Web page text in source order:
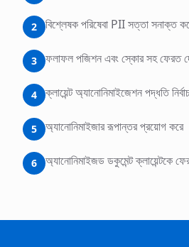
2 বিশ্লেষক পরিষেবা PII সত্তা সনাক্ত
3 ফলাফল পজিশন এবং স্কোর সহ ফেরত
4 ক্লায়েন্ট অ্যানোনিমাইজেশন পদ্ধতি
5 অ্যানোনিমাইজার রূপান্তর প্রয়োগ করে
6 অ্যানোনিমাইজড ডকুমেন্ট ক্লায়েন্টকে